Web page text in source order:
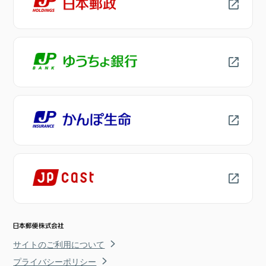
サイトのご利用について
プライバシーポリシー